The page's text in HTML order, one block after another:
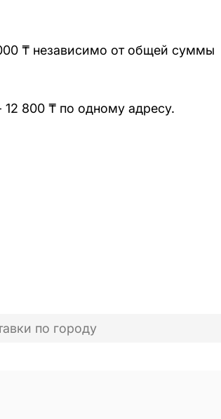
₸ независимо от общей суммы
800 ₸ по одному адресу.
по городу